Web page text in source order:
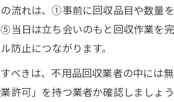
流れは、①事前に回収品目や数量
当日は立ち会いのもと回収作業を
防止につながります。
べきは、不用品回収業者の中には
許可」を持つ業者か確認しましょ